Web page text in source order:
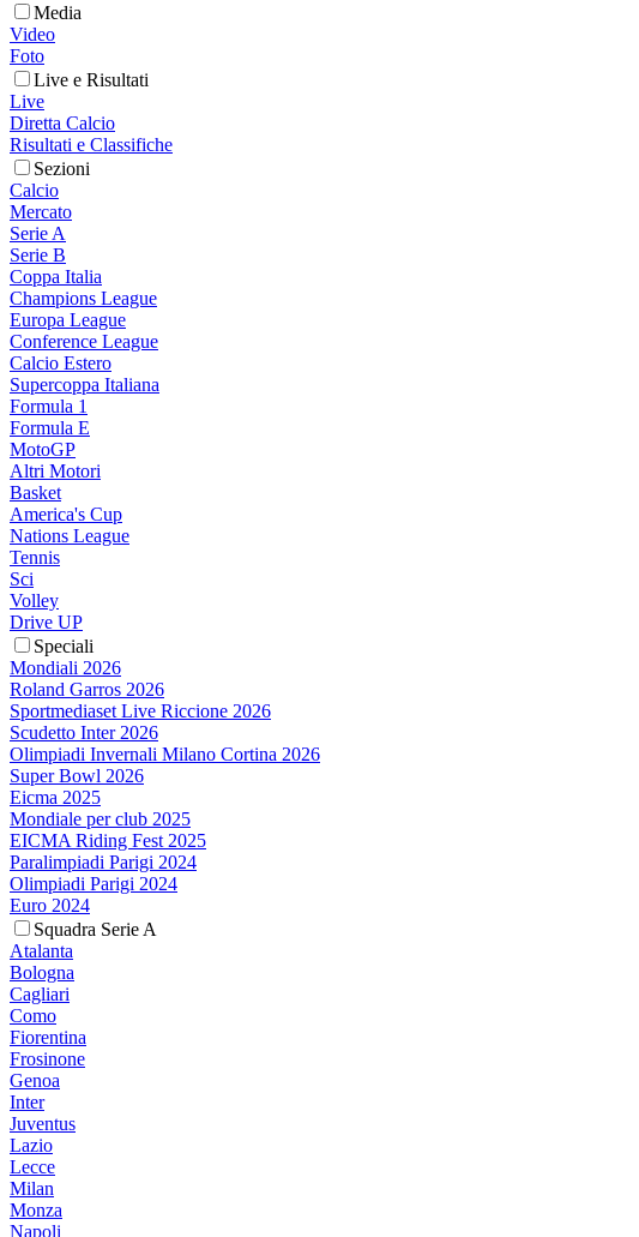
Media
Video
Foto
Live e Risultati
Live
Diretta Calcio
Risultati e Classifiche
Sezioni
Calcio
Mercato
Serie A
Serie B
Coppa Italia
Champions League
Europa League
Conference League
Calcio Estero
Supercoppa Italiana
Formula 1
Formula E
MotoGP
Altri Motori
Basket
America's Cup
Nations League
Tennis
Sci
Volley
Drive UP
Speciali
Mondiali 2026
Roland Garros 2026
Sportmediaset Live Riccione 2026
Scudetto Inter 2026
Olimpiadi Invernali Milano Cortina 2026
Super Bowl 2026
Eicma 2025
Mondiale per club 2025
EICMA Riding Fest 2025
Paralimpiadi Parigi 2024
Olimpiadi Parigi 2024
Euro 2024
Squadra Serie A
Atalanta
Bologna
Cagliari
Como
Fiorentina
Frosinone
Genoa
Inter
Juventus
Lazio
Lecce
Milan
Monza
Napoli